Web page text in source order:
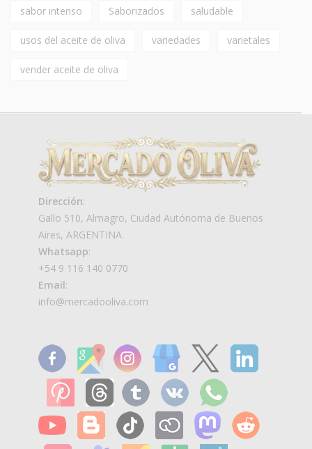
sabor intenso Saborizados saludable
usos del aceite de oliva variedades varietales
vender aceite de oliva
Dirección:
Gallo 510, Almagro, Ciudad Autónoma de Buenos
Aires, ARGENTINA.
Whatsapp:
+54 9 116 140 0770
Email:
info@mercadooliva.com